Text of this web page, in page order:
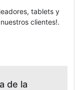
tablets y
clientes!.
de la